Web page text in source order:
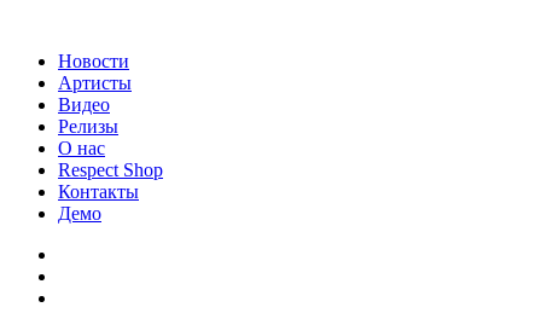
Новости
Артисты
Видео
Релизы
О нас
Respect Shop
Контакты
Демо